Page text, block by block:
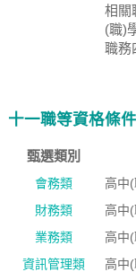
相關
(職)
職務
十一職等資格條件
甄選類別
會務類
高中
財務類
高中
業務類
高中
資訊管理類
高中